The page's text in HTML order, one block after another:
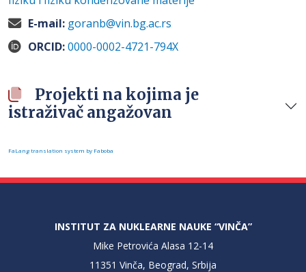
E-mail: goranb@vin.bg.ac.rs
ORCID:0000-0002-4721-794X
Projekti na kojima je
istraživač angažovan
FaLang translation system by Faboba
INSTITUT ZA NUKLEARNE NAUKE “VINČA”
Mike Petrovića Alasa 12-14
11351 Vinča, Beograd, Srbija